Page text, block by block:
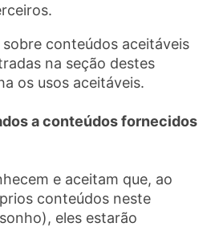
conteúdos aceitáveis
na seção destes
os usos aceitáveis.
a conteúdos fornecidos
e aceitam que, ao
conteúdos neste
eles estarão